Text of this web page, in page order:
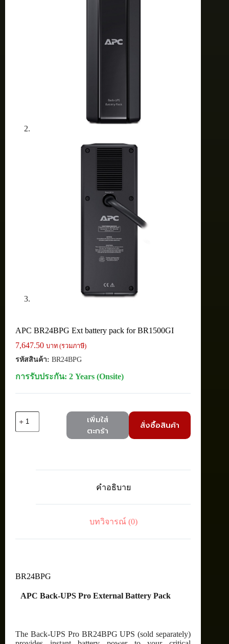
APC BR24BPG Ext battery pack for BR1500GI
7,647.50 บาท (รวมภาษี)
รหัสสินค้า: BR24BPG
การรับประกัน: 2 Years (Onsite)
จำนวน
เพิ่มใส่
ตะกร้า
สั่งซื้อสินค้า
คำอธิบาย
บทวิจารณ์ (0)
BR24BPG
APC Back-UPS Pro External Battery Pack
The Back-UPS Pro BR24BPG UPS (sold separately)